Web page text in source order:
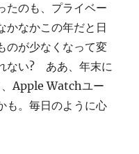
たのも、プライベー
かなかこの年だと日
のが少なくなって変
ない? ああ、年末に
Apple Watchユー
も。毎日のように心